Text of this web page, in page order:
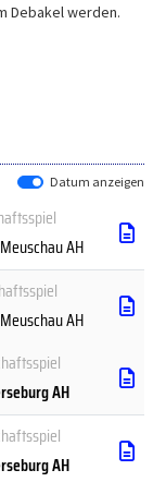
Debakel werden.
Datum anzeigen
AH
AH
AH
AH